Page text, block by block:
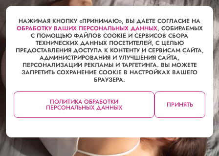
ЖИЗНЬ ВО ВРЕМЯ МЕСЯЧНЫХ
ПОЧЕМУ ТОШНИТ ВО ВРЕМЯ
МЕСЯЧНЫХ
НАЖИМАЯ КНОПКУ «ПРИНИМАЮ», ВЫ ДАЕТЕ СОГЛАСИЕ НА
ОБРАБОТКУ ВАШИХ ПЕРСОНАЛЬНЫХ ДАННЫХ, СОБИРАЕМЫХ
С ПОМОЩЬЮ ФАЙЛОВ COOKIE И СЕРВИСОВ СБОРА
ТЕХНИЧЕСКИХ ДАННЫХ ПОСЕТИТЕЛЕЙ, С ЦЕЛЬЮ
ПРЕДОСТАВЛЕНИЯ ДОСТУПА К КОНТЕНТУ И СЕРВИСАМ САЙТА,
АДМИНИСТРИРОВАНИЯ И УЛУЧШЕНИЯ САЙТА,
ПЕРСОНАЛИЗАЦИИ РЕКЛАМЫ И ТАРГЕТИНГА. ВЫ МОЖЕТЕ
ЗАПРЕТИТЬ СОХРАНЕНИЕ COOKIE В НАСТРОЙКАХ ВАШЕГО
БРАУЗЕРА.
ПОЛИТИКА ОБРАБОТКИ
ПЕРСОНАЛЬНЫХ ДАННЫХ ПРИНЯТЬ